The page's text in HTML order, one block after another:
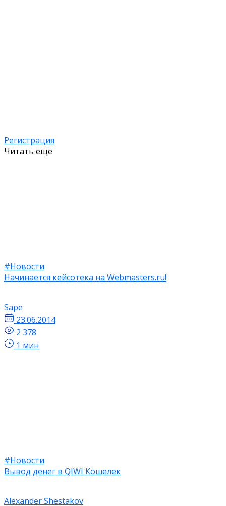
Регистрация
Читать еще
#Новости
Начинается кейсотека на Webmasters.ru!
Sape
23.06.2014
2 378
1 мин
#Новости
Вывод денег в QIWI Кошелек
Alexander Shestakov